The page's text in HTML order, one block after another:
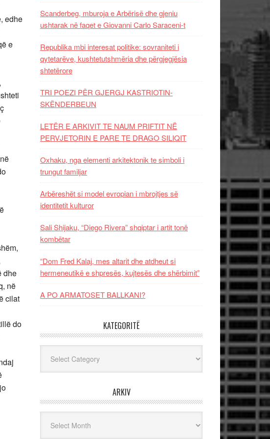
edhe
e
dhe
në
cilat
do
Scanderbeg, mburoja e Arbërisë dhe gjeniu
ushtarak në faqet e Giovanni Carlo Saraceni-t
Republika mbi interesat politike: sovraniteti i
qytetarëve, kushtetutshmëria dhe përgjegjësia
shtetërore
TRI POEZI PËR GJERGJ KASTRIOTIN-
SKËNDERBEUN
LETËR E ARKIVIT TE NAUM PRIFTIT NË
PERVJETORIN E PARE TE DRAGO SILIQIT
Oxhaku, nga elementi arkitektonik te simboli i
trungut familjar
Arbëreshët si model evropian i mbrojtjes së
identitetit kulturor
Sali Shijaku, “Diego Rivera” shqiptar i artit tonë
kombëtar
“Dom Fred Kalaj, mes altarit dhe atdheut si
hermeneutikë e shpresës, kujtesës dhe shërbimit”
A PO ARMATOSET BALLKANI?
KATEGORITË
ARKIV